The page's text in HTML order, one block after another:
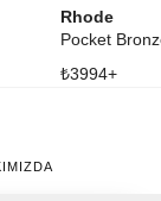
Rhode
Pocket
₺3994+